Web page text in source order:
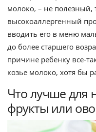
молоко, – не полезный,
высокоаллергенный
вводить его в меню
до более старшего
причине ребенку все-
козье молоко, хотя бы
Что лучше для
фрукты или